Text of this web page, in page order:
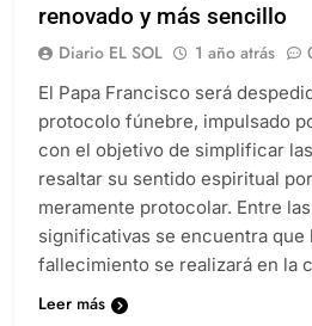
renovado y más sencillo
Diario EL SOL 1 año atrás
El Papa Francisco será
protocolo fúnebre, impulsado
con el objetivo de simplificar
resaltar su sentido espiritual
meramente protocolar. Entre
significativas se encuentra que
fallecimiento se realizará en la
Leer más